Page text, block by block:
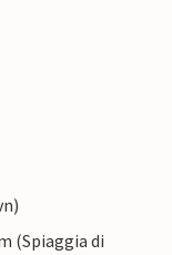
(Spiaggia di